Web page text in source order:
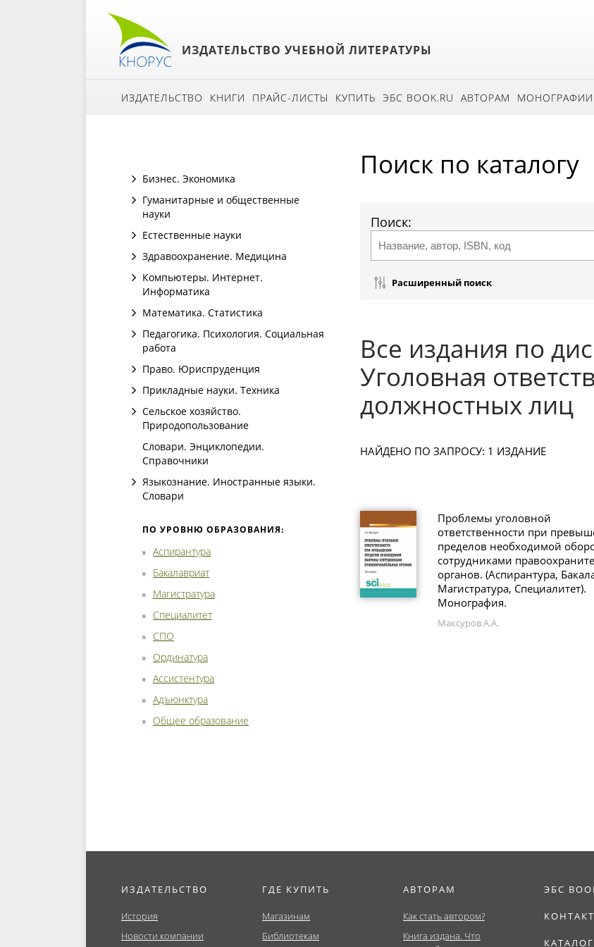
ИЗДАТЕЛЬСТВО УЧЕБНОЙ ЛИТЕРАТУРЫ
ИЗДАТЕЛЬСТВО КНИГИ ПРАЙС-ЛИСТЫ КУПИТЬ ЭБС BOOK.RU АВТОРАМ МОНОГРАФИИ
Бизнес. Экономика
Гуманитарные и общественные
науки
Естественные науки
Здравоохранение. Медицина
Компьютеры. Интернет.
Информатика
Математика. Статистика
Педагогика. Психология. Социальная
работа
Право. Юриспруденция
Прикладные науки. Техника
Сельское хозяйство.
Природопользование
Словари. Энциклопедии.
Справочники
Языкознание. Иностранные языки.
Словари
ПО УРОВНЮ ОБРАЗОВАНИЯ:
Аспирантура
Бакалавриат
Магистратура
Специалитет
СПО
Ординатура
Ассистентура
Адъюнктура
Общее образование
Поиск по каталогу
Поиск:
Расширенный поиск
Все издания по
Уголовная
должностных лиц
НАЙДЕНО ПО ЗАПРОСУ: 1 ИЗДАНИЕ
Проблемы уголовной
ответственности при
пределов необходимой
сотрудниками
органов. (Аспирантура,
Магистратура, Специалитет).
Монография.
Максуров А.А.
ИЗДАТЕЛЬСТВО
История
Новости компании
ГДЕ КУПИТЬ
Магазинам
Библиотекам
АВТОРАМ
Как стать автором?
Книга издана. Что
ЭБС
КАТАЛОГ